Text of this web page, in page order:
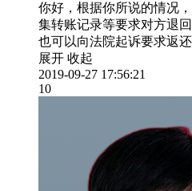
你好，根据你所说的情况
集转账记录等要求对方退
也可以向法院起诉要求返还
展开 收起
2019-09-27 17:56:21
10